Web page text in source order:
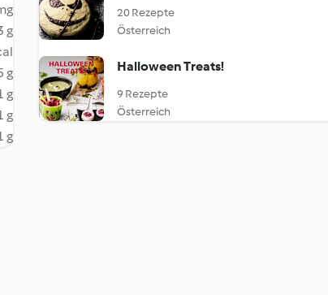
g
g
g
g
g
20 Rezepte
Österreich
Halloween Treats!
9 Rezepte
Österreich